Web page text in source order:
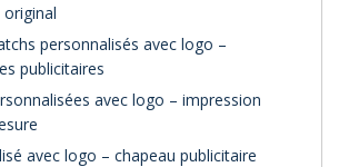
personnalisés avec logo –
publicitaires
avec logo – impression
avec logo – chapeau publicitaire